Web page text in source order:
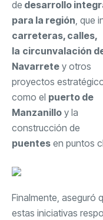
de desarrollo
para la región, que
carreteras, calles,
la circunvalación
Navarrete y otros
proyectos
como el puerto de
Manzanillo y la
construcción de
puentes en puntos
Finalmente, aseguró
estas iniciativas